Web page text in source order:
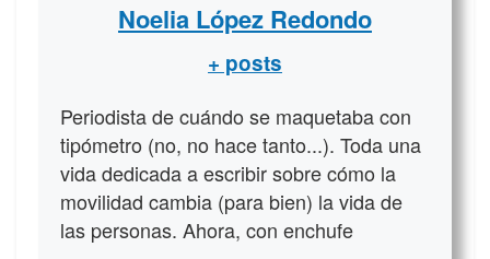
Noelia López Redondo
+ posts
Periodista de cuándo se maquetaba con
tipómetro (no, no hace tanto...). Toda una
vida dedicada a escribir sobre cómo la
movilidad cambia (para bien) la vida de
las personas. Ahora, con enchufe